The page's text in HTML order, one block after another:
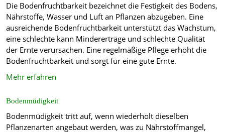
Die Bodenfruchtbarkeit bezeichnet die Festigkeit des Bodens,
Nährstoffe, Wasser und Luft an Pflanzen abzugeben. Eine
ausreichende Bodenfruchtbarkeit unterstützt das Wachstum,
eine schlechte kann Mindererträge und schlechte Qualität
der Ernte verursachen. Eine regelmäßige Pflege erhöht die
Bodenfruchtbarkeit und sorgt für eine gute Ernte.
Mehr erfahren
Bodenmüdigkeit
Bodenmüdigkeit tritt auf, wenn wiederholt dieselben
Pflanzenarten angebaut werden, was zu Nährstoffmangel,